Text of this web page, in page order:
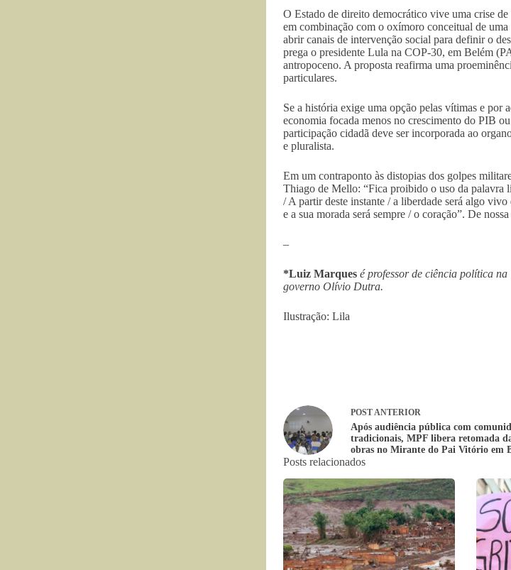
O Estado de direito democrático vive uma crise
em combinação com o oxímoro conceitual de
abrir canais de intervenção social para definir o
prega o presidente Lula na COP-30, em Belém
antropoceno. A proposta reafirma uma
particulares.
Se a história exige uma opção pelas vítimas e por
economia focada menos no crescimento do PIB
participação cidadã deve ser incorporada ao
e pluralista.
Em um contraponto às distopias dos golpes
Thiago de Mello: “Fica proibido o uso da palavra
/ A partir deste instante / a liberdade será algo
e a sua morada será sempre / o coração”. De
–
*Luiz Marquesé professor de ciência política
governo Olívio Dutra.
Ilustração: Lila
POSTANTERIOR
Após audiência pública com
tradicionais, MPF libera retomada
obras no Mirante do Pai Vitório em
Posts relacionados